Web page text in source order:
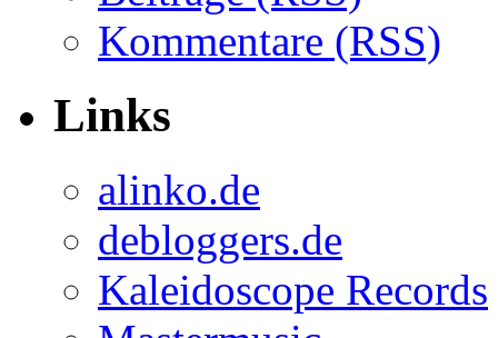
Kommentare (RSS)
Links
alinko.de
debloggers.de
Kaleidoscope Records